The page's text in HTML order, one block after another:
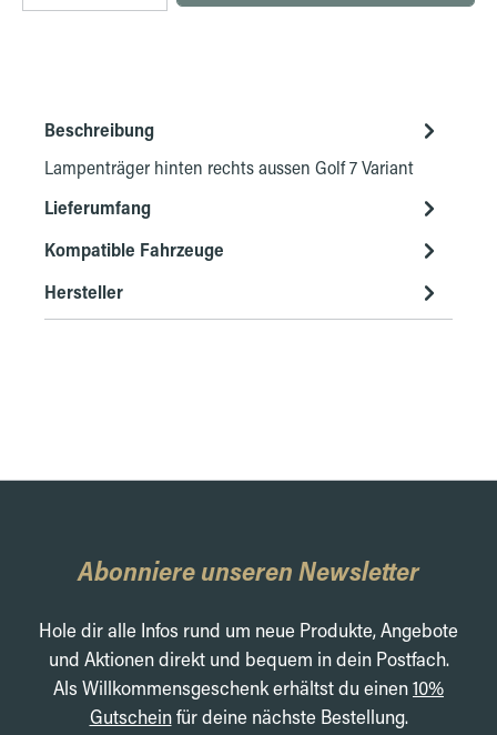
Beschreibung
Lampenträger hinten rechts aussen Golf 7 Variant
Lieferumfang
Kompatible Fahrzeuge
Hersteller
Abonniere unseren Newsletter
Hole dir alle Infos rund um neue Produkte, Angebote
und Aktionen direkt und bequem in dein Postfach.
Als Willkommensgeschenk erhältst du einen10%
Gutscheinfür deine nächste Bestellung.